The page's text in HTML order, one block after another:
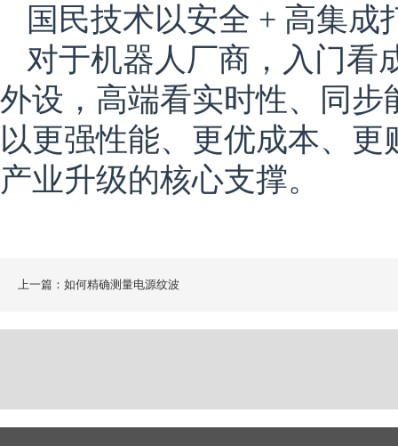
国民技术以安全 + 高集成
对于机器人厂商，入门看
外设，高端看实时性、同
以更强性能、更优成本、
产业升级的核心支撑。
上一篇：如何精确测量电源纹波